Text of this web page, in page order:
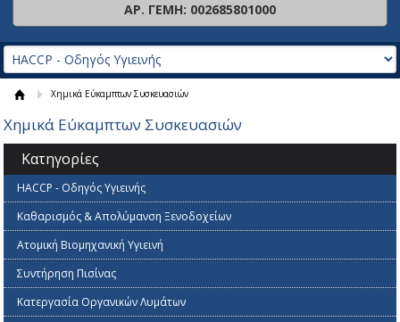
ΑΡ. ΓΕΜΗ: 002685801000
Χημικά Εύκαμπτων Συσκευασιών
Χημικά Εύκαμπτων Συσκευασιών
Κατηγορίες
HACCP - Οδηγός Υγιεινής
Καθαρισμός & Απολύμανση Ξενοδοχείων
Ατομική Βιομηχανική Υγιεινή
Συντήρηση Πισίνας
Κατεργασία Οργανικών Λυμάτων